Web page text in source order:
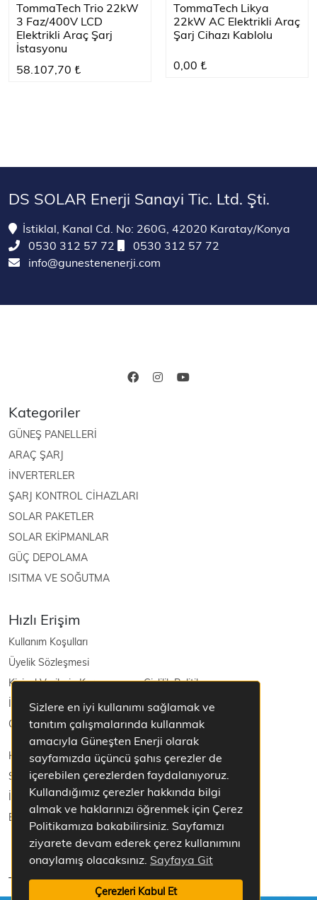
Sizlere en iyi kullanımı sağlamak ve
tanıtım çalışmalarında kullanmak
amacıyla Güneşten Enerji olarak
sayfamızda üçüncü şahıs çerezler de
içerebilen çerezlerden faydalanıyoruz.
Kullandığımız çerezler hakkında bilgi
almak ve haklarınızı öğrenmek için Çerez
Politikamıza bakabilirsiniz. Sayfamızı
ziyarete devam ederek çerez kullanımını
onaylamış olacaksınız. Sayfaya Git
Çerezleri Kabul Et
TommaTech Trio 22kW
3 Faz/400V LCD
Elektrikli Araç Şarj
İstasyonu
58.107,70 ₺
TommaTech Likya
22kW AC Elektrikli Araç
Şarj Cihazı Kablolu
0,00 ₺
DS SOLAR Enerji Sanayi Tic. Ltd. Şti.
İstiklal, Kanal Cd. No: 260G, 42020 Karatay/Konya
0530 312 57 72
0530 312 57 72
info@gunestenenerji.com
Kategoriler
GÜNEŞ PANELLERİ
ARAÇ ŞARJ
İNVERTERLER
ŞARJ KONTROL CİHAZLARI
SOLAR PAKETLER
SOLAR EKİPMANLAR
GÜÇ DEPOLAMA
ISITMA VE SOĞUTMA
Hızlı Erişim
Kullanım Koşulları
Üyelik Sözleşmesi
Kişisel Verilerin Korunması ve Gizlilik Politikası
İptal ve İade Şartları
Güneş Enerjisi
Hakkımızda
Sepetim
İletişim
Blog
Tüm Hakları Saklıdır.